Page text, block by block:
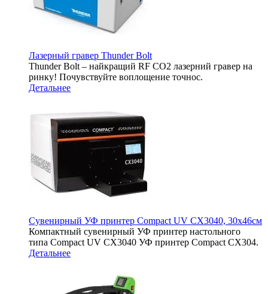
Лазерный гравер Thunder Bolt
Thunder Bolt – найкращий RF CO2 лазерний гравер на
ринку! Почувствуйте воплощение точнос.
Детальнее
Сувенирный УФ принтер Compact UV CX3040, 30х46см
Компактный сувенирный УФ принтер настольного
типа Compact UV CX3040 УФ принтер Compact CX304.
Детальнее